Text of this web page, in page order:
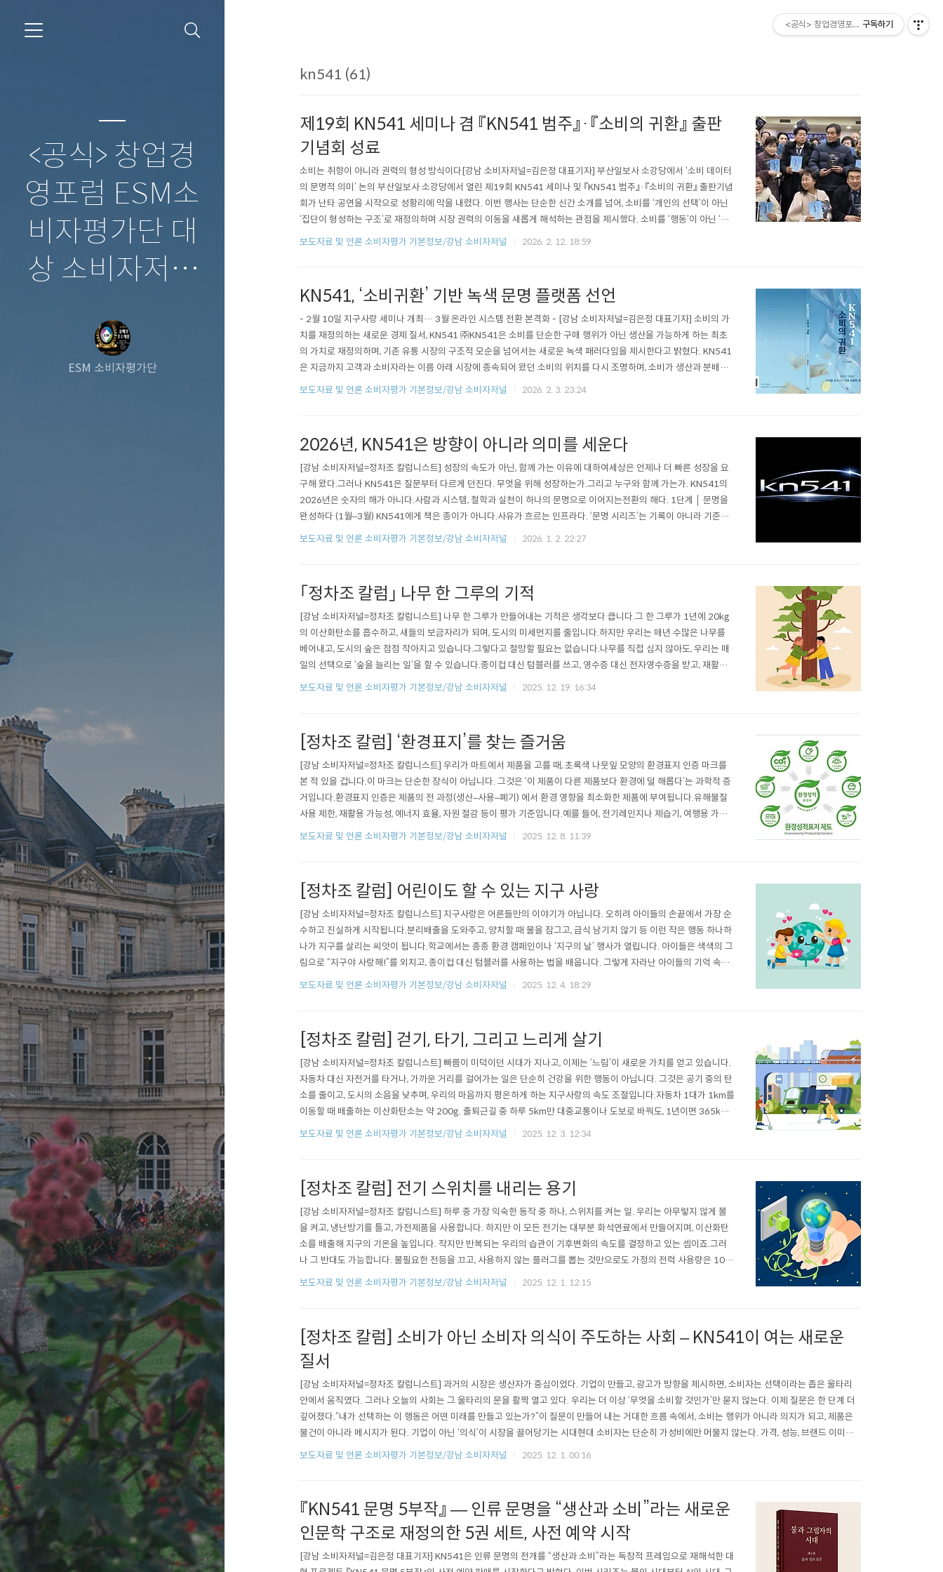
<공식> 창업경
영포럼 ESM소
비자평가단 대
상 소비자저널
ESM 소비자평가단
kn541 (61)
제19회 KN541 세미나 겸 『KN541 범주』·『소비의 귀환』 출판
기념회 성료
소비는 취향이 아니라 권력의 형성 방식이다[강남 소비자저널=김은정 대표기자] 부산일보사 소강당에서 ‘소비 데이터
의 문명적 의미’ 논의 부산일보사 소강당에서 열린 제19회 KN541 세미나 및 『KN541 범주』·『소비의 귀환』 출판기념
회가 난타 공연을 시작으로 성황리에 막을 내렸다. 이번 행사는 단순한 신간 소개를 넘어, 소비를 ‘개인의 선택’이 아닌
‘집단이 형성하는 구조’로 재정의하며 시장 권력의 이동을 새롭게 해석하는 관점을 제시했다. 소비를 ‘행동’이 아닌 ‘축
적된 증거’로 읽다. 세미나의 핵심은 단순히 “무엇이 잘 팔리나”가 아니었다.KN541는 소비를 시간 속에 남는 기록(증
보도자료 및 언론 소비자평가 기본정보/강남 소비자저널 2026. 2. 12. 18:59
KN541, ‘소비귀환’ 기반 녹색 문명 플랫폼 선언
- 2월 10일 지구사랑 세미나 개최… 3월 온라인 시스템 전환 본격화 - [강남 소비자저널=김은정 대표기자] 소비의 가
치를 재정의하는 새로운 경제 질서, KN541 ㈜KN541은 소비를 단순한 구매 행위가 아닌 생산을 가능하게 하는 최초
의 가치로 재정의하며, 기존 유통 시장의 구조적 모순을 넘어서는 새로운 녹색 패러다임을 제시한다고 밝혔다. KN541
은 지금까지 고객과 소비자라는 이름 아래 시장에 종속되어 왔던 소비의 위치를 다시 조명하며, 소비가 생산과 분배의
중심이 되는 ‘소비귀환 경제’를 본격적으로 출범시킨다. ‘소비귀환’과 ‘KN541 범주’ 출판… 문명 시리즈 5부작 출간 예
보도자료 및 언론 소비자평가 기본정보/강남 소비자저널 2026. 2. 3. 23:24
2026년, KN541은 방향이 아니라 의미를 세운다
[강남 소비자저널=정차조 칼럼니스트] 성장의 속도가 아닌, 함께 가는 이유에 대하여세상은 언제나 더 빠른 성장을 요
구해 왔다.그러나 KN541은 질문부터 다르게 던진다. 무엇을 위해 성장하는가.그리고 누구와 함께 가는가. KN541의
2026년은 숫자의 해가 아니다.사람과 시스템, 철학과 실천이 하나의 문명으로 이어지는전환의 해다. 1단계 │ 문명을
완성하다 (1월–3월) KN541에게 책은 종이가 아니다.사유가 흐르는 인프라다. ‘문명 시리즈’는 기록이 아니라 기준이
며,‘클럽 2000’은 숫자가 아니라 태도다. 5권 세트는 소장하기 위해 출간되고,2권의 단행본은 나누기 위해 베스트셀러
보도자료 및 언론 소비자평가 기본정보/강남 소비자저널 2026. 1. 2. 22:27
｢정차조 칼럼｣ 나무 한 그루의 기적
[강남 소비자저널=정차조 칼럼니스트] 나무 한 그루가 만들어내는 기적은 생각보다 큽니다.그 한 그루가 1년에 20kg
의 이산화탄소를 흡수하고, 새들의 보금자리가 되며, 도시의 미세먼지를 줄입니다.하지만 우리는 매년 수많은 나무를
베어내고, 도시의 숲은 점점 작아지고 있습니다.그렇다고 절망할 필요는 없습니다.나무를 직접 심지 않아도, 우리는 매
일의 선택으로 ‘숲을 늘리는 일’을 할 수 있습니다.종이컵 대신 텀블러를 쓰고, 영수증 대신 전자영수증을 받고, 재활용
종이를 사용하는 것—이것이 바로 나무를 심는 또 다른 방법입니다.또한 ‘도시숲 가꾸기’나 ‘탄소중립 숲 조성 캠페
보도자료 및 언론 소비자평가 기본정보/강남 소비자저널 2025. 12. 19. 16:34
[정차조 칼럼] ‘환경표지’를 찾는 즐거움
[강남 소비자저널=정차조 칼럼니스트] 우리가 마트에서 제품을 고를 때, 초록색 나뭇잎 모양의 환경표지 인증 마크를
본 적 있을 겁니다.이 마크는 단순한 장식이 아닙니다. 그것은 ‘이 제품이 다른 제품보다 환경에 덜 해롭다’는 과학적 증
거입니다.환경표지 인증은 제품의 전 과정(생산–사용–폐기) 에서 환경 영향을 최소화한 제품에 부여됩니다.유해물질
사용 제한, 재활용 가능성, 에너지 효율, 자원 절감 등이 평가 기준입니다.예를 들어, 전기레인지나 제습기, 여행용 가방,
세제, 음식점, 문화시설까지도 인증을 받을 수 있죠.환경표지 제품을 선택하는 건 소비의 힘으로 지구를 지키는 일입니
보도자료 및 언론 소비자평가 기본정보/강남 소비자저널 2025. 12. 8. 11:39
[정차조 칼럼] 어린이도 할 수 있는 지구 사랑
[강남 소비자저널=정차조 칼럼니스트] 지구사랑은 어른들만의 이야기가 아닙니다. 오히려 아이들의 손끝에서 가장 순
수하고 진실하게 시작됩니다.분리배출을 도와주고, 양치할 때 물을 잠그고, 급식 남기지 않기 등 이런 작은 행동 하나하
나가 지구를 살리는 씨앗이 됩니다.학교에서는 종종 환경 캠페인이나 ‘지구의 날’ 행사가 열립니다. 아이들은 색색의 그
림으로 “지구야 사랑해!”를 외치고, 종이컵 대신 텀블러를 사용하는 법을 배웁니다. 그렇게 자라난 아이들의 기억 속에
는 ‘환경을 지키는 건 재미있는 일’이라는 감각이 남습니다. 이것이 바로 평생 지속될 환경 감수성의 시작입니다.가정에
보도자료 및 언론 소비자평가 기본정보/강남 소비자저널 2025. 12. 4. 18:29
[정차조 칼럼] 걷기, 타기, 그리고 느리게 살기
[강남 소비자저널=정차조 칼럼니스트] 빠름이 미덕이던 시대가 지나고, 이제는 ‘느림’이 새로운 가치를 얻고 있습니다.
자동차 대신 자전거를 타거나, 가까운 거리를 걸어가는 일은 단순히 건강을 위한 행동이 아닙니다. 그것은 공기 중의 탄
소를 줄이고, 도시의 소음을 낮추며, 우리의 마음까지 평온하게 하는 지구사랑의 속도 조절입니다.자동차 1대가 1km를
이동할 때 배출하는 이산화탄소는 약 200g. 출퇴근길 중 하루 5km만 대중교통이나 도보로 바꿔도, 1년이면 365kg의
탄소를 줄일 수 있습니다. 그것은 성인 나무 25그루가 1년 동안 흡수하는 양과 맞먹습니다. 우리가 조금만 천천히 움직
보도자료 및 언론 소비자평가 기본정보/강남 소비자저널 2025. 12. 3. 12:34
[정차조 칼럼] 전기 스위치를 내리는 용기
[강남 소비자저널=정차조 칼럼니스트] 하루 중 가장 익숙한 동작 중 하나, 스위치를 켜는 일. 우리는 아무렇지 않게 불
을 켜고, 냉난방기를 틀고, 가전제품을 사용합니다. 하지만 이 모든 전기는 대부분 화석연료에서 만들어지며, 이산화탄
소를 배출해 지구의 기온을 높입니다. 작지만 반복되는 우리의 습관이 기후변화의 속도를 결정하고 있는 셈이죠.그러
나 그 반대도 가능합니다. 불필요한 전등을 끄고, 사용하지 않는 플러그를 뽑는 것만으로도 가정의 전력 사용량은 10%
이상 줄일 수 있습니다. 또한 에너지효율 1등급 가전제품이나 환경표지 인증 제품을 선택하면, 같은 기능을 하면서도
보도자료 및 언론 소비자평가 기본정보/강남 소비자저널 2025. 12. 1. 12:15
[정차조 칼럼] 소비가 아닌 소비자 의식이 주도하는 사회 – KN541이 여는 새로운
질서
[강남 소비자저널=정차조 칼럼니스트] 과거의 시장은 생산자가 중심이었다. 기업이 만들고, 광고가 방향을 제시하면, 소비자는 선택이라는 좁은 울타리
안에서 움직였다. 그러나 오늘의 사회는 그 울타리의 문을 활짝 열고 있다. 우리는 더 이상 ‘무엇을 소비할 것인가’만 묻지 않는다. 이제 질문은 한 단계 더
깊어졌다.“내가 선택하는 이 행동은 어떤 미래를 만들고 있는가?”이 질문이 만들어 내는 거대한 흐름 속에서, 소비는 행위가 아니라 의지가 되고, 제품은
물건이 아니라 메시지가 된다. 기업이 아닌 ‘의식’이 시장을 끌어당기는 시대현대 소비자는 단순히 가성비에만 머물지 않는다. 가격, 성능, 브랜드 이미지
를 넘어, 그 제품이 사회와 자연에 남긴 발자국을 함께 읽는다. 그 의식의 변화가 하나둘 모일 때, 시장의..
보도자료 및 언론 소비자평가 기본정보/강남 소비자저널 2025. 12. 1. 00:16
『KN541 문명 5부작』 — 인류 문명을 “생산과 소비”라는 새로운
인문학 구조로 재정의한 5권 세트, 사전 예약 시작
[강남 소비자저널=김은정 대표기자] KN541은 인류 문명의 전개를 “생산과 소비”라는 독창적 프레임으로 재해석한 대
<공식> 창업경영포럼 ESM소비
구독하기